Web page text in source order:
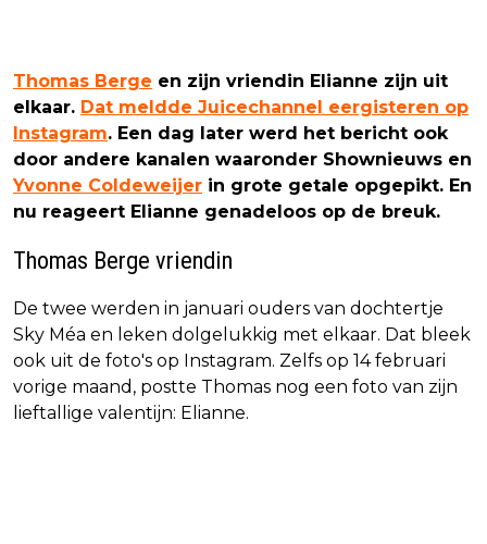
Thomas Berge en zijn vriendin Elianne zijn uit
elkaar. Dat meldde Juicechannel eergisteren op
Instagram. Een dag later werd het bericht ook
door andere kanalen waaronder Shownieuws en
Yvonne Coldeweijer in grote getale opgepikt. En
nu reageert Elianne genadeloos op de breuk.
Thomas Berge vriendin
De twee werden in januari ouders van dochtertje
Sky Méa en leken dolgelukkig met elkaar. Dat bleek
ook uit de foto's op Instagram. Zelfs op 14 februari
vorige maand, postte Thomas nog een foto van zijn
lieftallige valentijn: Elianne.